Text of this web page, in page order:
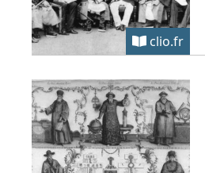
clio.fr